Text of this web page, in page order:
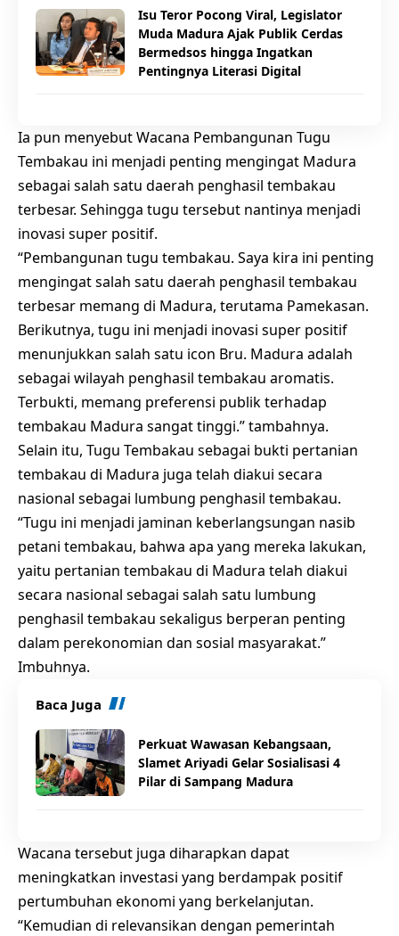
Isu Teror Pocong Viral, Legislator
Muda Madura Ajak Publik Cerdas
Bermedsos hingga Ingatkan
Pentingnya Literasi Digital
Ia pun menyebut Wacana Pembangunan Tugu
Tembakau ini menjadi penting mengingat Madura
sebagai salah satu daerah penghasil tembakau
terbesar. Sehingga tugu tersebut nantinya menjadi
inovasi super positif.
“Pembangunan tugu tembakau. Saya kira ini penting
mengingat salah satu daerah penghasil tembakau
terbesar memang di Madura, terutama Pamekasan.
Berikutnya, tugu ini menjadi inovasi super positif
menunjukkan salah satu icon Bru. Madura adalah
sebagai wilayah penghasil tembakau aromatis.
Terbukti, memang preferensi publik terhadap
tembakau Madura sangat tinggi.” tambahnya.
Selain itu, Tugu Tembakau sebagai bukti pertanian
tembakau di Madura juga telah diakui secara
nasional sebagai lumbung penghasil tembakau.
“Tugu ini menjadi jaminan keberlangsungan nasib
petani tembakau, bahwa apa yang mereka lakukan,
yaitu pertanian tembakau di Madura telah diakui
secara nasional sebagai salah satu lumbung
penghasil tembakau sekaligus berperan penting
dalam perekonomian dan sosial masyarakat.”
Imbuhnya.
Baca Juga
Perkuat Wawasan Kebangsaan,
Slamet Ariyadi Gelar Sosialisasi 4
Pilar di Sampang Madura
Wacana tersebut juga diharapkan dapat
meningkatkan investasi yang berdampak positif
pertumbuhan ekonomi yang berkelanjutan.
“Kemudian di relevansikan dengan pemerintah